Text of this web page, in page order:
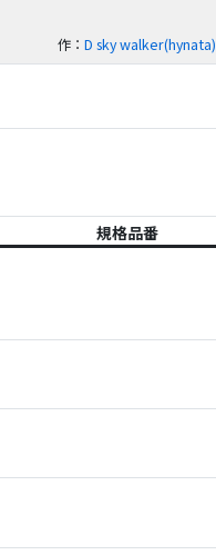
作 ：D sky walker(hynata)
規格品番